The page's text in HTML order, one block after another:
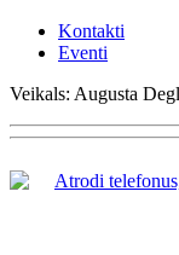
Kontakti
Eventi
Veikals: Augusta